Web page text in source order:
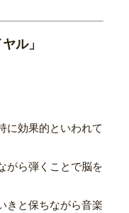
ル」
に効果的といわれて
がら弾くことで脳を
きと保ちながら音楽